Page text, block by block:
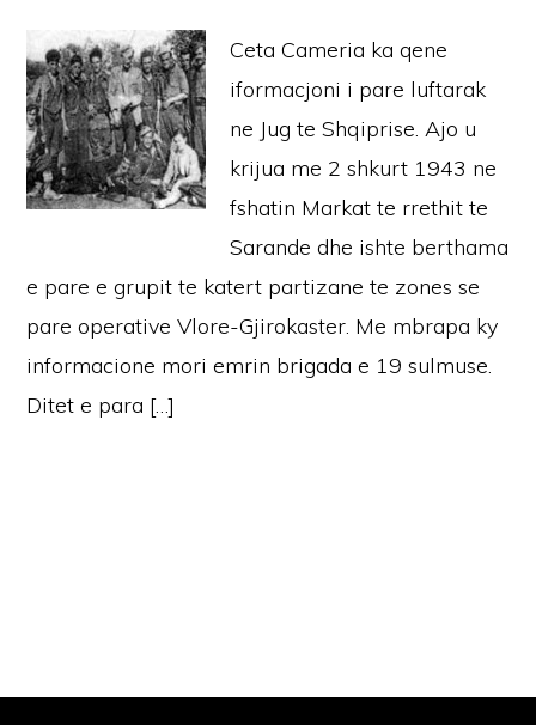
Ceta Cameria ka qene
iformacjoni i pare luftarak
ne Jug te Shqiprise. Ajo u
krijua me 2 shkurt 1943 ne
fshatin Markat te rrethit te
Sarande dhe ishte berthama
e pare e grupit te katert partizane te zones se
pare operative Vlore-Gjirokaster. Me mbrapa ky
informacione mori emrin brigada e 19 sulmuse.
Ditet e para […]